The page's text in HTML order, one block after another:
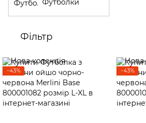
Футболки
Фільтр
−43% −43%